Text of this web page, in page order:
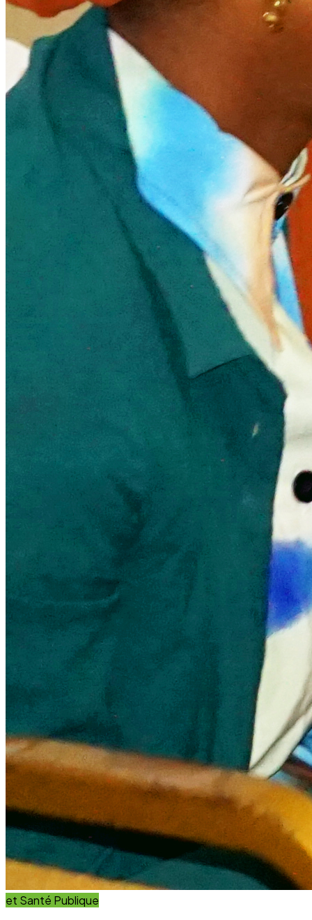
et Innovation
Éducation
Innover avec des solutions éducatives innovantes et
durables.
Découvrir nos projets En savoir plus
Impact Global
+15 Ans
D'engagement au service du développement durable.
Communauté